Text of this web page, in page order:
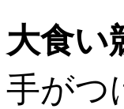
大食い
手がつ